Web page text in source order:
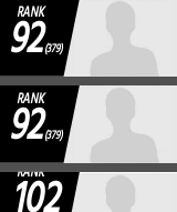
RANK
92(379)
RANK
92(379)
RANK